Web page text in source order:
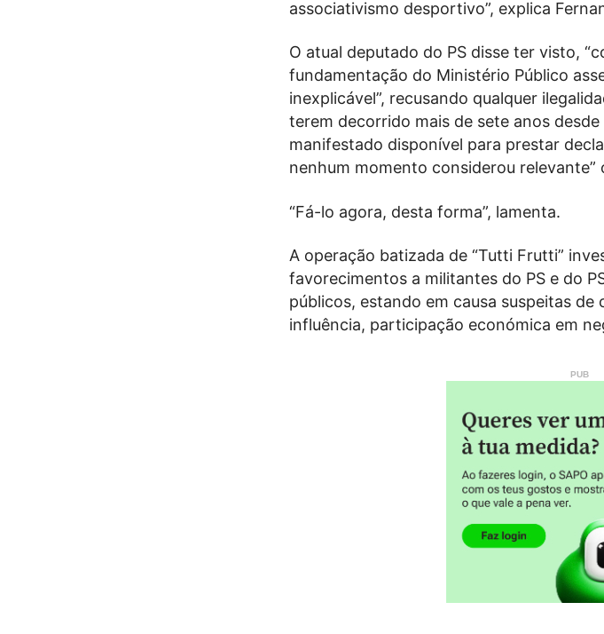
associativismo desportivo”, explica
O atual deputado do PS disse ter visto,
fundamentação do Ministério Público
inexplicável”, recusando qualquer
terem decorrido mais de sete anos
manifestado disponível para prestar
nenhum momento considerou relevante”
“Fá-lo agora, desta forma”, lamenta.
A operação batizada de “Tutti Frutti”
favorecimentos a militantes do PS e do
públicos, estando em causa suspeitas
influência, participação económica em